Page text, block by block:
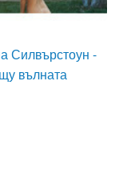
Силвърстоун -
вълната